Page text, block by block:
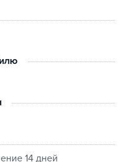
износа, нагара,
контакту с трущимися
синтетического
восстановление
подавление
деталей.
14 дней